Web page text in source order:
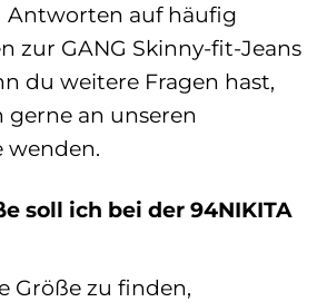
Antworten auf häufig
zur GANG Skinny-fit-Jeans
du weitere Fragen hast,
an unseren
wenden.
soll ich bei der 94NIKITA
Größe zu finden,